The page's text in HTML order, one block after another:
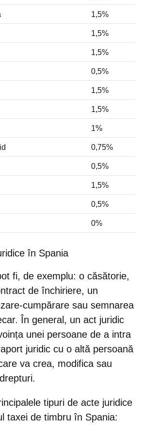
1,5%
1,5%
1,5%
0,5%
1,5%
1,5%
1%
0,75%
0,5%
1,5%
0,5%
0%
în Spania
fi, de exemplu: o căsătorie,
de închiriere, un
cumpărare sau semnarea
În general, un act juridic
unei persoane de a intra
juridic cu o altă persoană
va crea, modifica sau
tipuri de acte juridice
taxei de timbru în Spania: